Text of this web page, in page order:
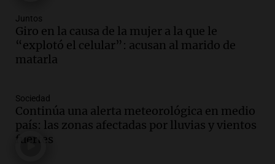
Audio.
árbitros bajo la lupa tras fallos
controvertidos
Panorama Federal
para modificar proyecto de propiedad
privada en el Senado Nacional
Panorama Federal
Episodios
Juntos
Giro en la causa de la mujer a la que le
“explotó el celular”: acusan al marido de
matarla
Sociedad
Continúa una alerta meteorológica en medio
país: las zonas afectadas por lluvias y vientos
fuertes